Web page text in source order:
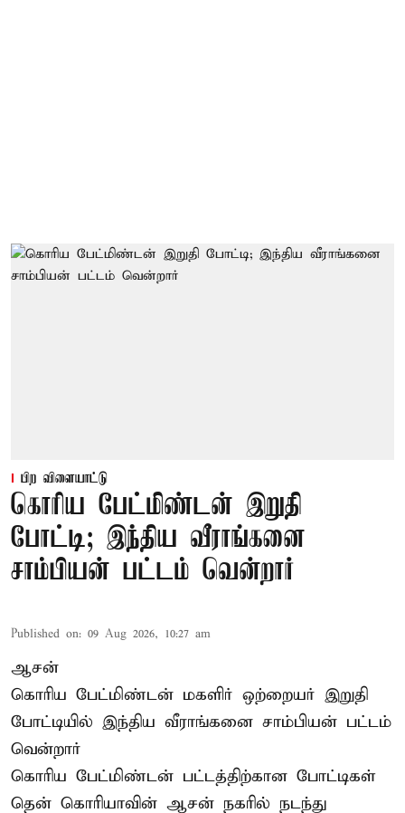
பிற விளையாட்டு
கொரிய பேட்மிண்டன் இறுதி
போட்டி; இந்திய வீராங்கனை
சாம்பியன் பட்டம் வென்றார்
Published on: 09 Aug 2026, 10:27 am
ஆசன்
கொரிய பேட்மிண்டன் மகளிர் ஒற்றையர் இறுதி
போட்டியில் இந்திய வீராங்கனை சாம்பியன் பட்டம்
வென்றார்
கொரிய பேட்மிண்டன் பட்டத்திற்கான போட்டிகள்
தென் கொரியாவின் ஆசன் நகரில் நடந்து